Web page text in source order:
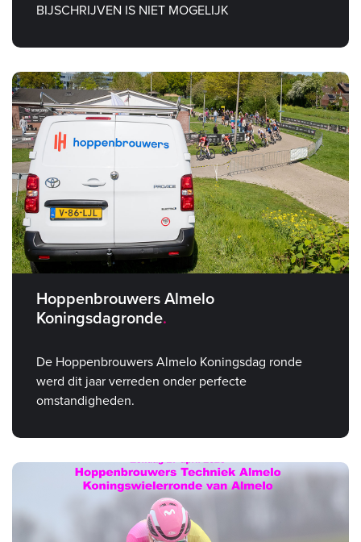
BIJSCHRIJVEN IS NIET MOGELIJK
Hoppenbrouwers Almelo
Koningsdagronde
De Hoppenbrouwers Almelo Koningsdag ronde
werd dit jaar verreden onder perfecte
omstandigheden.